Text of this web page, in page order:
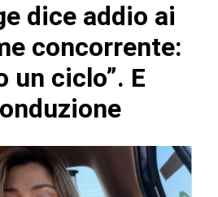
dice addio ai
concorrente:
un ciclo”. E